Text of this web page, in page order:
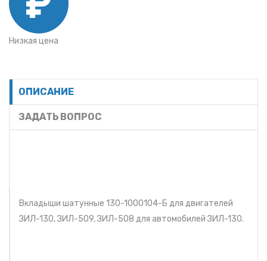
Низкая цена
ОПИСАНИЕ
ЗАДАТЬ ВОПРОС
Вкладыши шатунные 130-1000104-Б для двигателей
ЗИЛ-130, ЗИЛ-509, ЗИЛ-508 для автомобилей ЗИЛ-130.